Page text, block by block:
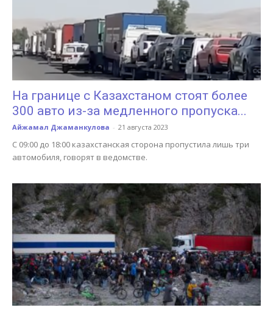
На границе с Казахстаном стоят более
300 авто из-за медленного пропуска...
Айжамал Джаманкулова - 21 августа 2023
С 09:00 до 18:00 казахстанская сторона пропустила лишь три
автомобиля, говорят в ведомстве.